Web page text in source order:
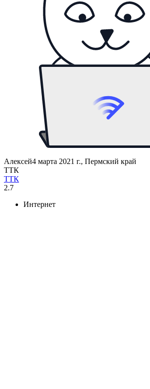
Алексей4 марта 2021 г., Пермский край
ТТК
ТТК
2.7
Интернет